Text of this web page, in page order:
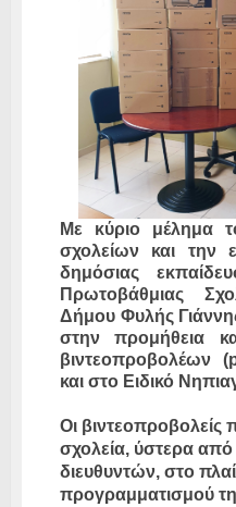
Με κύριο μέλημα
σχολείων και την
δημόσιας
Πρωτοβάθμιας
Δήμου Φυλής
στην προμήθεια
βιντεοπροβολέων
και στο Ειδικό
Οι
σχολεία, ύστερα από
διευθυντών, στο
προγραμματισμού